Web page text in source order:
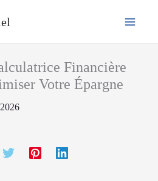
Financière
Votre Épargne